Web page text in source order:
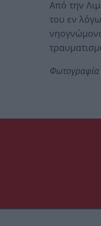
Από την
του εν
Φωτογραφία